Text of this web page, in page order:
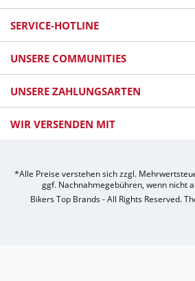
SERVICE-HOTLINE
UNSERE COMMUNITIES
UNSERE ZAHLUNGSARTEN
WIR VERSENDEN MIT
*Alle Preise verstehen sich zzgl.
ggf. Nachnahmegebühren, wenn nicht
Bikers Top Brands - All Rights Reserved.